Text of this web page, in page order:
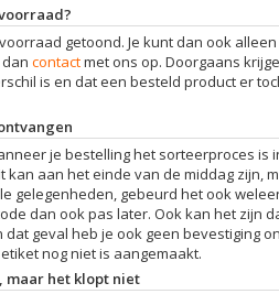
getoond. Je kunt dan ook
contactmet ons op. Doorgaans
is en dat een besteld product er
je bestelling het sorteerproces
aan het einde van de middag zijn,
gelegenheden, gebeurd het ook
dan ook pas later. Ook kan het zijn
geval heb je ook geen bevestiging
nog niet is aangemaakt.
maar het klopt niet